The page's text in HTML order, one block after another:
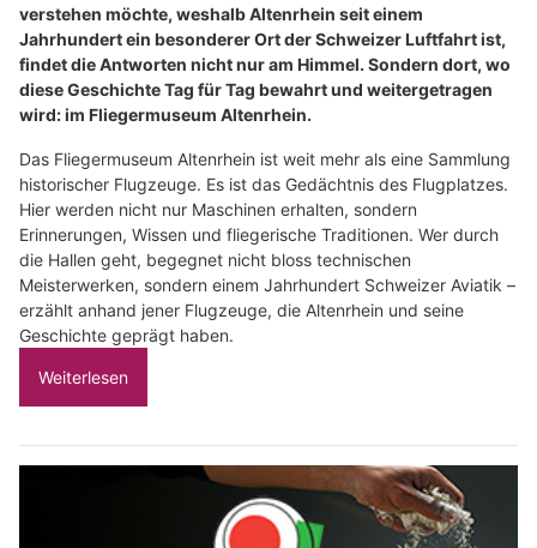
verstehen möchte, weshalb Altenrhein seit einem
Jahrhundert ein besonderer Ort der Schweizer Luftfahrt ist,
findet die Antworten nicht nur am Himmel. Sondern dort, wo
diese Geschichte Tag für Tag bewahrt und weitergetragen
wird: im Fliegermuseum Altenrhein.
Das Fliegermuseum Altenrhein ist weit mehr als eine Sammlung
historischer Flugzeuge. Es ist das Gedächtnis des Flugplatzes.
Hier werden nicht nur Maschinen erhalten, sondern
Erinnerungen, Wissen und fliegerische Traditionen. Wer durch
die Hallen geht, begegnet nicht bloss technischen
Meisterwerken, sondern einem Jahrhundert Schweizer Aviatik –
erzählt anhand jener Flugzeuge, die Altenrhein und seine
Geschichte geprägt haben.
Weiterlesen